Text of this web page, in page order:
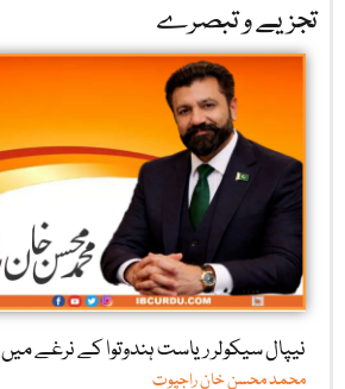
تجزیے و تبصرے
نیپال سیکولر ریاست ہندوتوا کے نرغے میں
محمد محسن خان راجپوت